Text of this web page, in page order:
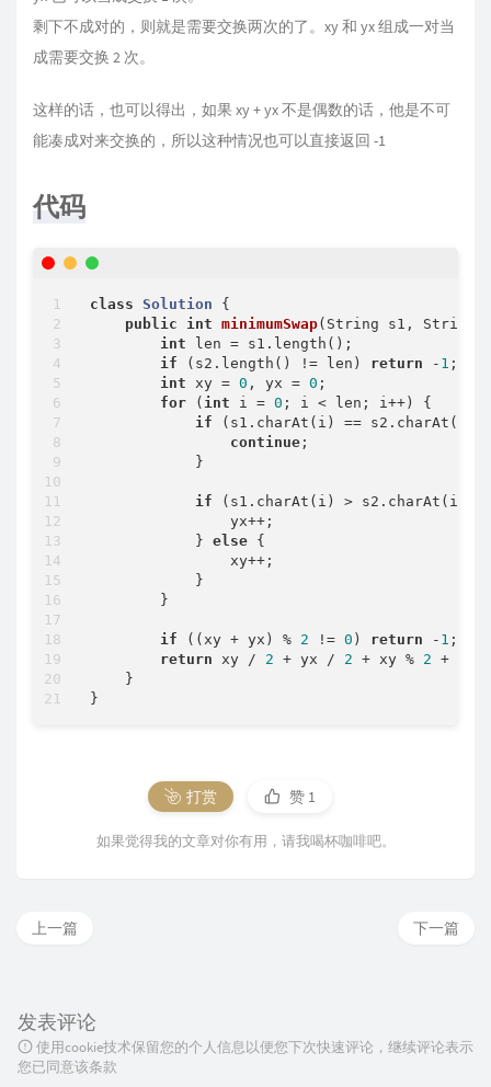
剩下不成对的，则就是需要交换两次的了。xy 和 yx 组成一对当
成需要交换 2 次。
这样的话，也可以得出，如果 xy + yx 不是偶数的话，他是不可
能凑成对来交换的，所以这种情况也可以直接返回 -1
代码
class Solution
{
public
int minimumSwap(String s1, String
int len = s1.length();
if (s2.length() != len) return - 1 ;
int xy = 0 , yx = 0 ;
for ( int i = 0 ; i < len; i++) {
if (s1.charAt(i) ==
continue ;
            }
if (s1.charAt(i) > s2.charAt(i))
                yx++;
            }
else {
                xy++;
            }
        }
if ((xy + yx) % 2 != 0 ) return - 1 ;
return xy / 2 + yx / 2 + xy % 2 + yx
    }
打赏 赞 1
如果觉得我的文章对你有用，请我喝杯咖啡吧。
下一篇
上一篇
发表评论
使用cookie技术保留您的个人信息以便您下次快速评论，继续评论表示
您已同意该条款